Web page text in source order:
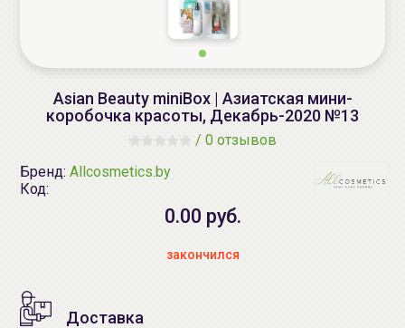
Asian Beauty miniBox | Азиатская мини-
коробочка красоты, Декабрь-2020 №13
/ 0 отзывов
Бренд: Allcosmetics.by
Код:
0.00 руб.
закончился
Доставка